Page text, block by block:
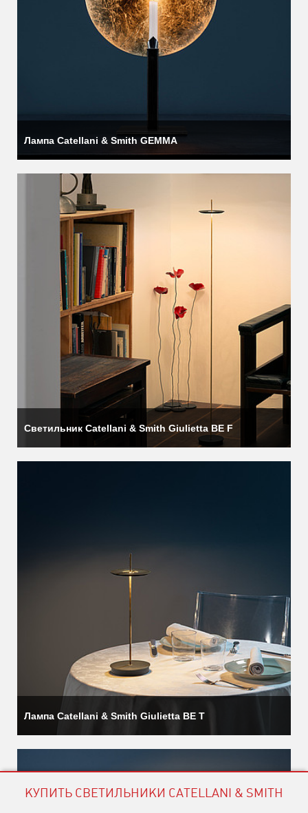
Лампа Catellani & Smith GEMMA
Светильник Catellani & Smith Giulietta BE F
Лампа Catellani & Smith Giulietta BE T
КУПИТЬ СВЕТИЛЬНИКИ CATELLANI & SMITH